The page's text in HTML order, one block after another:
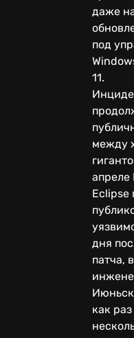
даже
под
11.
между
апреле
Eclipse
дня
патча,
как